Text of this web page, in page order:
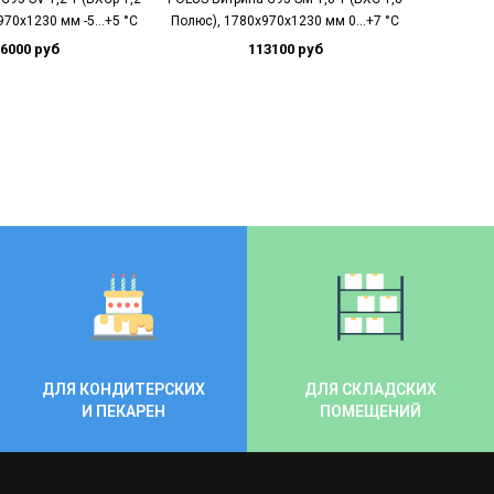
мм -5…+5 °C
руб
Полюс), 1780х970х1230 мм 0…+7 °C
113100 руб
ДЛЯ КОНДИТЕРСКИХ
И ПЕКАРЕН
ДЛЯ СКЛАДСКИХ
ПОМЕЩЕНИЙ